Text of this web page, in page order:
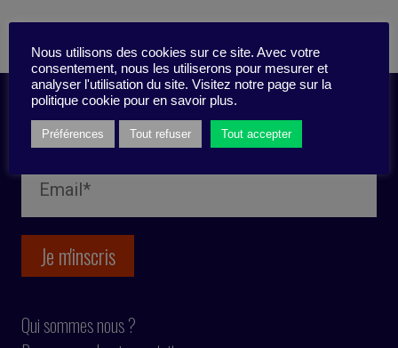
Inscription newsletter
Qui sommes nous ?
Nous utilisons des cookies sur ce site. Avec votre
consentement, nous les utiliserons pour mesurer et
analyser l'utilisation du site. Visitez notre page sur la
politique cookie pour en savoir plus.
Préférences Tout refuser Tout accepter